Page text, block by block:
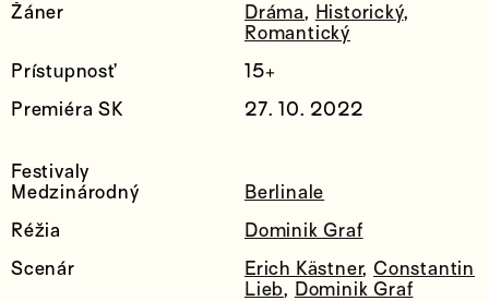
Žáner
Dráma, Historický,
Romantický
Prístupnosť
15+
Premiéra SK
27. 10. 2022
Festivaly
Medzinárodný
Berlinale
Réžia
Dominik Graf
Scenár
Erich Kästner,Constantin
Lieb, Dominik Graf